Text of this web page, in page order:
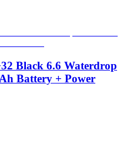
Black 6.6 Waterdrop
Battery + Power